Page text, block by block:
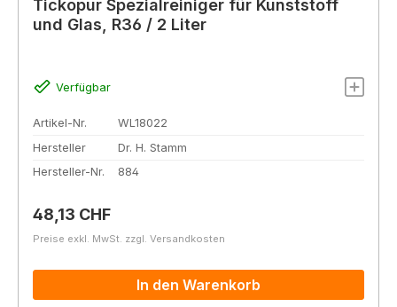
Tickopur Spezialreiniger für Kunststoff
und Glas, R36 / 2 Liter
Verfügbar
Artikel-Nr.
WL18022
Hersteller
Dr. H. Stamm
Hersteller-Nr.
884
Regulärer Preis:
48,13 CHF
Preise exkl. MwSt. zzgl. Versandkosten
In den Warenkorb